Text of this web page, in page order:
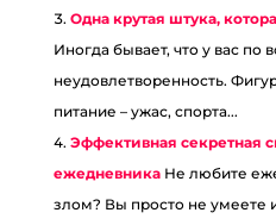
Одна крутая штука,
Иногда бывает, что у вас
неудовлетворенность.
питание – ужас, спорта...
Эффективная секретная
ежедневника Не любите
злом? Вы просто не умеете